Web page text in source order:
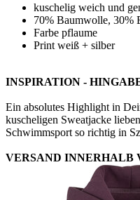
kuschelig weich und
70% Baumwolle, 30%
Farbe pflaume
Print weiß + silber
INSPIRATION -
Ein absolutes Highlight in
kuscheligen Sweatjacke
Schwimmsport so richtig in
VERSAND INNERHALB